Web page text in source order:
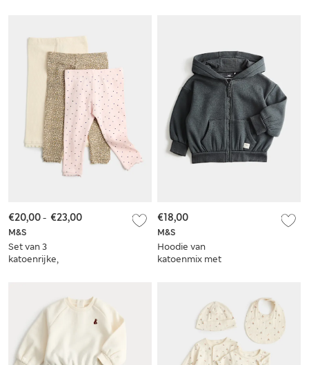
M&S
Set van 3
katoenrijke,
€20,00- €23,00
M&S
Hoodie van
katoenmix met
€18,00